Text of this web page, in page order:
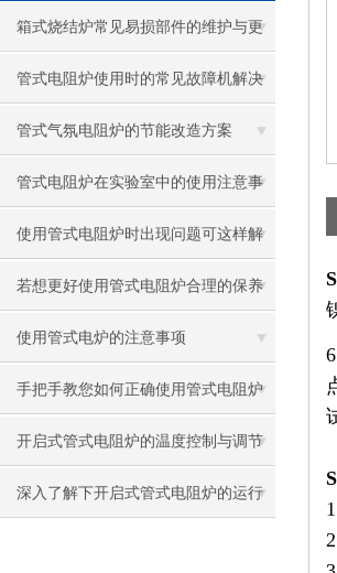
箱式烧结炉常见易损部件的维护与更
换指南
管式电阻炉使用时的常见故障机解决
方法
管式气氛电阻炉的节能改造方案
管式电阻炉在实验室中的使用注意事
项有哪些？
使用管式电阻炉时出现问题可这样解
决
若想更好使用管式电阻炉合理的保养
方法很重要
使用管式电炉的注意事项
手把手教您如何正确使用管式电阻炉
开启式管式电阻炉的温度控制与调节
方法
深入了解下开启式管式电阻炉的运行